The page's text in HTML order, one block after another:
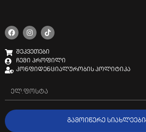
შეკვეთები
ჩემი პროფილი
კონფიდენციალურობის პოლიტიკა
ᲒᲐᲛᲝᲘᲬᲔᲠᲔ ᲡᲘᲐᲮᲚᲔᲔᲑᲘ